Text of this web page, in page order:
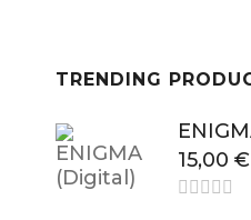
TRENDING
15,00 €